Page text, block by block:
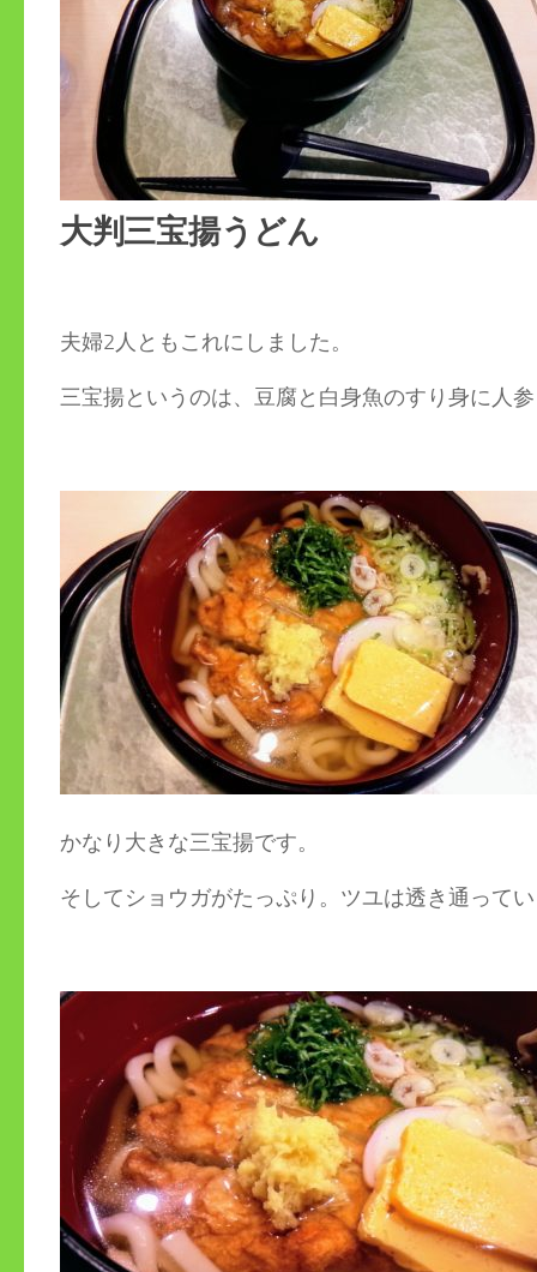
大判三宝揚うどん
夫婦2人ともこれにしました。
三宝揚というのは、豆腐と白身魚のすり身に人
かなり大きな三宝揚です。
そしてショウガがたっぷり。ツユは透き通って